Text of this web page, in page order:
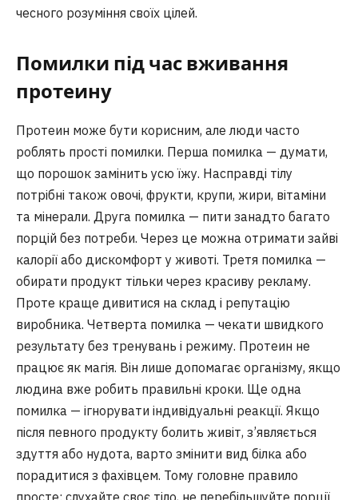
чесного розуміння своїх цілей.
Помилки під час вживання
протеину
Протеин може бути корисним, але люди часто
роблять прості помилки. Перша помилка — думати,
що порошок замінить усю їжу. Насправді тілу
потрібні також овочі, фрукти, крупи, жири, вітаміни
та мінерали. Друга помилка — пити занадто багато
порцій без потреби. Через це можна отримати зайві
калорії або дискомфорт у животі. Третя помилка —
обирати продукт тільки через красиву рекламу.
Проте краще дивитися на склад і репутацію
виробника. Четверта помилка — чекати швидкого
результату без тренувань і режиму. Протеин не
працює як магія. Він лише допомагає організму, якщо
людина вже робить правильні кроки. Ще одна
помилка — ігнорувати індивідуальні реакції. Якщо
після певного продукту болить живіт, з’являється
здуття або нудота, варто змінити вид білка або
порадитися з фахівцем. Тому головне правило
просте: слухайте своє тіло, не перебільшуйте порції